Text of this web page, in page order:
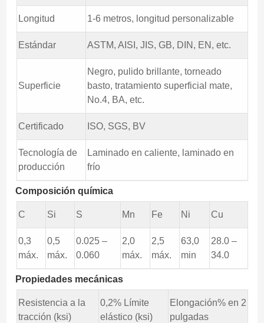
Longitud 1-6 metros, longitud personalizable
Estándar ASTM, AISI, JIS, GB, DIN, EN, etc.
Superficie
Negro, pulido brillante, torneado
basto, tratamiento superficial mate,
No.4, BA, etc.
Certificado ISO, SGS, BV
Tecnología de
producción
Laminado en caliente, laminado en
frío
Composición química
C Si S Mn Fe Ni Cu
0,3
máx.
0,5
máx.
0.025 –
0.060
2,0
máx.
2,5
máx.
63,0
min
28.0 –
34.0
Propiedades mecánicas
Resistencia a la
tracción (ksi)
0,2% Límite
elástico (ksi)
Elongación% en 2
pulgadas